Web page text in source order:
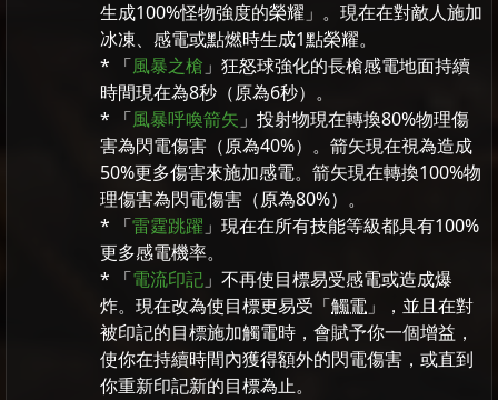
生成100%怪物強度的榮耀」。現在在對敵人施加
冰凍、感電或點燃時生成1點榮耀。
* 「風暴之槍 」狂怒球強化的長槍感電地面持續
時間現在為8秒（原為6秒）。
* 「風暴呼喚箭矢 」投射物現在轉換80%物理傷
害為閃電傷害（原為40%）。箭矢現在視為造成
50%更多傷害來施加感電。箭矢現在轉換100%物
理傷害為閃電傷害（原為80%）。
* 「雷霆跳躍 」現在在所有技能等級都具有100%
更多感電機率。
* 「電流印記 」不再使目標易受感電或造成爆
炸。現在改為使目標更易受「觸電 」，並且在對
被印記的目標施加觸電時，會賦予你一個增益，
使你在持續時間內獲得額外的閃電傷害，或直到
你重新印記新的目標為止。